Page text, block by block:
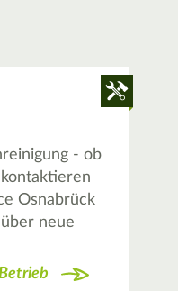
- ob
Osnabrück
neue